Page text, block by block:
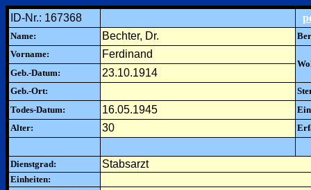
ID-Nr.: 167368
Name: Bechter, Dr.
Vorname:
Ferdinand
Geb.-Datum:
23.10.1914
Geb.-Ort:
Todes-Datum:
16.05.1945
Alter:
30
Dienstgrad: Stabsarzt
Einheiten: